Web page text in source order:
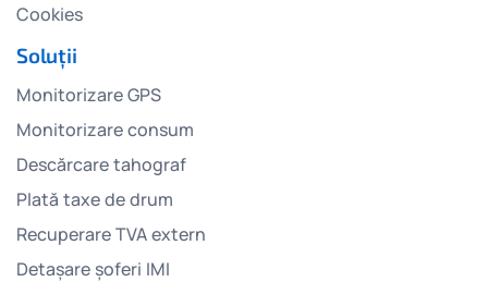
Cookies
Soluții
Monitorizare GPS
Monitorizare consum
Descărcare tahograf
Plată taxe de drum
Recuperare TVA extern
Detașare șoferi IMI